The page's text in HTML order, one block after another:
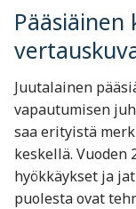
Pääsiäinen
Juutalainen
vapautumisen
saa erityistä
keskellä. Vuoden
hyökkäykset ja
puolesta ovat